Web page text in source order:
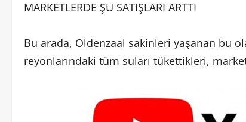
MARKETLERDE ŞU SATIŞLARI ARTTI
Bu arada, Oldenzaal sakinleri yaşanan bu
reyonlarındaki tüm suları tükettikleri,